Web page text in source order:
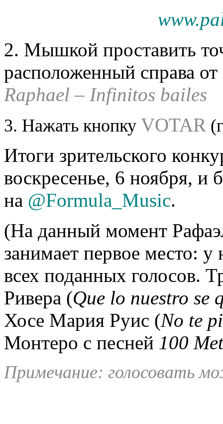
2. Мышкой проставить
расположенный справа
Raphael – Infinitos bailes
3. Нажать кнопку VOTAR
Итоги зрительского
воскресенье, 6 ноября, и
на @Formula_Music.
(На данный момент
занимает первое место: у
всех поданных голосов.
Ривера (Que lo nuestro se
Хосе Мария Руис (No te
Монтеро с песней 100
Примечание: голосовать